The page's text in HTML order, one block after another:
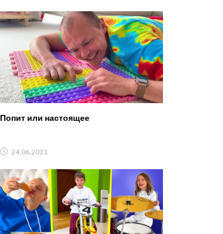
Попит или настоящее
24.06.2021